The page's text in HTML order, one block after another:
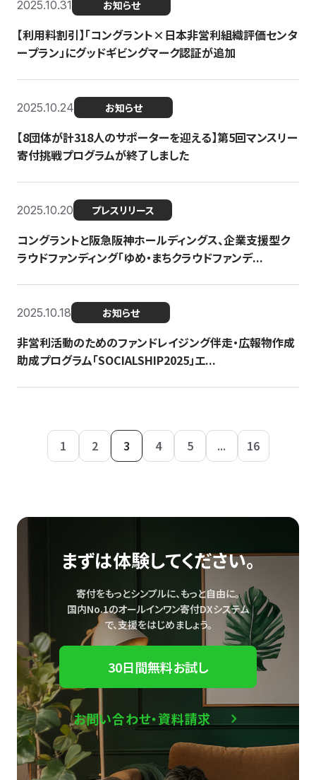
2025.10.31 お知らせ
【利用料割引】「コングラント×日本非営利組織評価センタ
ープラン」にグッドギビングマーク認証が追加
2025.10.24 お知らせ
【8団体が計318人のサポーターを迎える】​​第5回マンスリー
寄付挑戦プログラムが終了しました
2025.10.20 プレスリリース
コングラントと阪急阪神ホールディングス、企業支援型ク
ラウドファンディング「ゆめ・まちクラウドファンデ...
2025.10.18 お知らせ
非営利活動のためのファンドレイジング伴走・広報物作成
助成プログラム「SOCIALSHIP2025」エ...
1 2 3 4 5 ... 16
まずは体験してください。
寄付をもっとシンプルに、もっと自由に。
国内No.1のオールインワン寄付DXシステム
で、支援をはじめましょう。
30日間無料お試し
お問い合わせ・資料請求